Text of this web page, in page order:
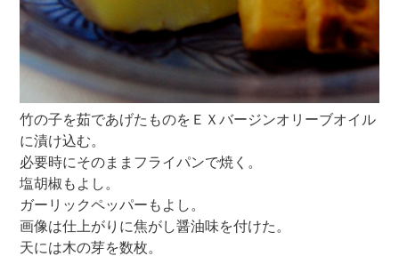
竹の子を茹であげたものをＥＸバージンオリーブオイル
に漬け込む。
必要時にそのままフライパンで焼く。
塩胡椒もよし。
ガーリックペッパーもよし。
画像は仕上がりに焦がし醤油味を付けた。
天には木の芽を数枚。